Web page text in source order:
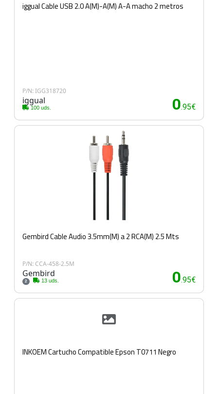
iggual Cable USB 2.0 A(M)-A(M) A-A macho 2 metros
P/N: IGG318720
iggual
100 uds. 0.95€
Gembird Cable Audio 3.5mm(M) a 2 RCA(M) 2.5 Mts
P/N: CCA-458-2.5M
Gembird
2 13 uds. 0.95€
INKOEM Cartucho Compatible Epson T0711 Negro